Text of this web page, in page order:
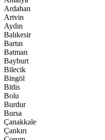
Ardahan
Artvin
Aydın
Balıkesir
Bartın
Batman
Bayburt
Bilecik
Bingöl
Bitlis
Bolu
Burdur
Bursa
Çanakkale
Çankırı